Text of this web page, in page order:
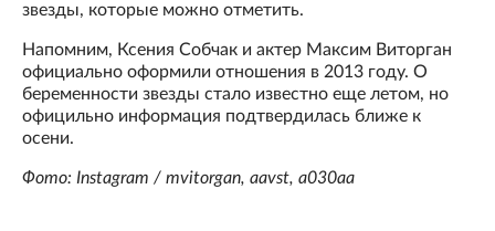
звезды, которые можно отметить.
Напомним, Ксения Собчак и актер Максим Виторган
официально оформили отношения в 2013 году. О
беременности звезды стало известно еще летом, но
официльно информация подтвердилась ближе к
осени.
Фото: Instagram / mvitorgan, aavst, a030aa